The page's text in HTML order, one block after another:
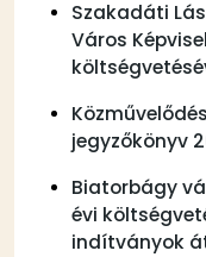
Szakadáti
Város
jegyzőkönyv
Biatorbágy
évi
indítványok